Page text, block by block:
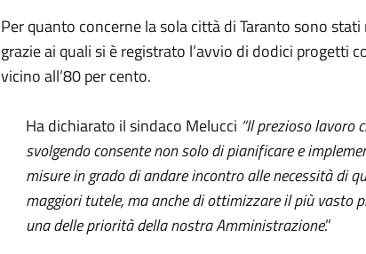
Per quanto concerne la sola città di Taranto sono
grazie ai quali si è registrato l’avvio di dodici progetti
vicino all’80 per cento.
Ha dichiarato il sindaco Melucci “Il prezioso lavoro
svolgendoconsente non solo di pianificare e
misure in grado di andare incontro alle necessità di
maggiori tutele, ma anche di ottimizzare il più vasto
una delle priorità della nostra Amministrazione.”